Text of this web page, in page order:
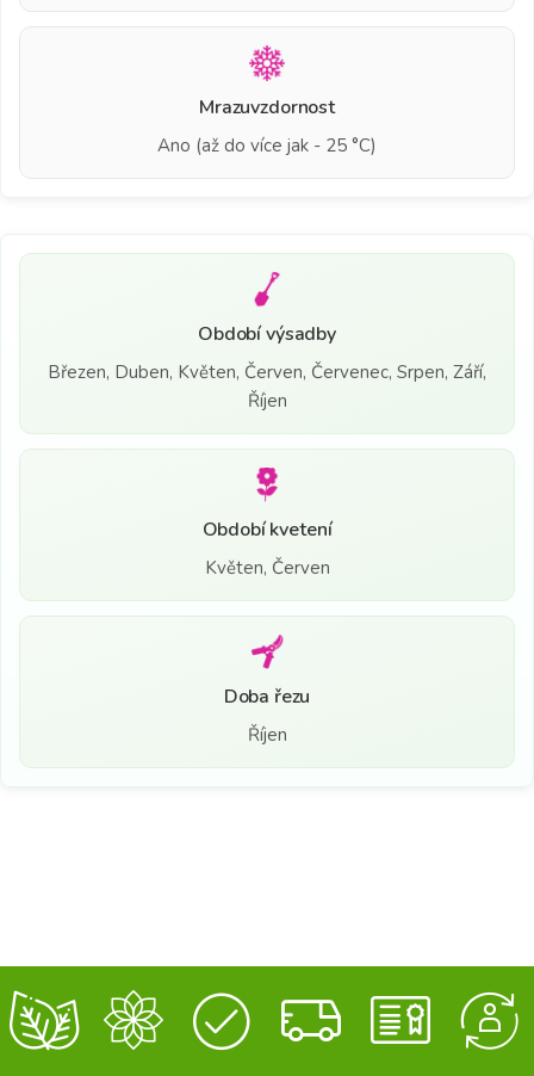
Mrazuvzdornost
Ano (až do více jak - 25 °C)
Období výsadby
Březen, Duben, Květen, Červen, Červenec, Srpen, Září,
Říjen
Období kvetení
Květen, Červen
Doba řezu
Říjen